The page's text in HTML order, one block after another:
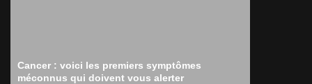
Cancer : voici les premiers symptômes
méconnus qui doivent vous alerter